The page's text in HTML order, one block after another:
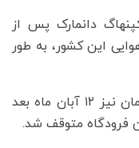
دانمارک پس از
این کشور، به طور
حرکت هواپیماها در فرودگاه بریمن آلمان نیز ۱۲ آبان ماه بعد
فرودگاه متوقف شد.